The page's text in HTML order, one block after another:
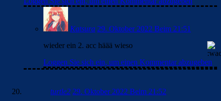
Katsura 29. Oktober 2022 Beim 21:51
wieder ein 2. acc häää wieso
Loggen Sie sich ein, um einen Kommentar abzugeben
turtle2 29. Oktober 2022 Beim 21:52